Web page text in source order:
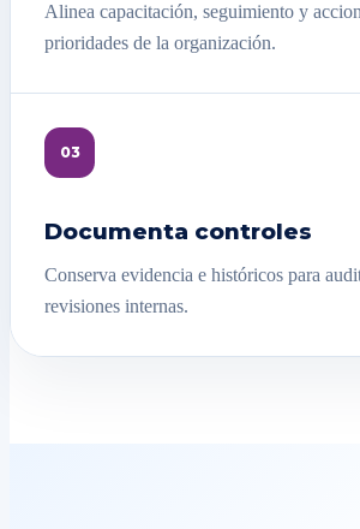
Alinea capacitación, seguimiento y
prioridades de la organización.
03
Documenta controles
Conserva evidencia e históricos para
revisiones internas.